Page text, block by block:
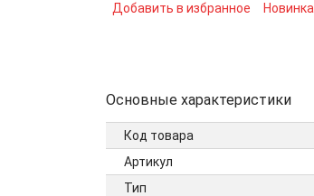
Добавить в избранное Новинка
Основные характеристики
Код товара
Артикул
Тип